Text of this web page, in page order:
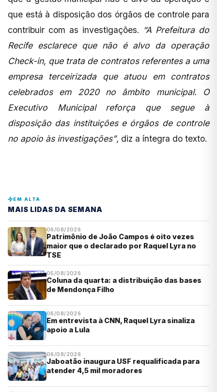
que está à disposição dos órgãos de controle para
contribuir com as investigações. “A Prefeitura do
Recife esclarece que não é alvo da operação
Check-in, que trata de contratos referentes a uma
empresa terceirizada que atuou em contratos
celebrados em 2020 no âmbito municipal. O
Executivo Municipal reforça que segue à
disposição das instituições e órgãos de controle
no apoio às investigações”, diz a íntegra do texto.
EM ALTA
MAIS LIDAS DA SEMANA
06/08/2026
Patrimônio de João Campos é oito vezes
maior que o declarado por Raquel Lyra no
TSE
05/08/2026
Coluna da quarta: a distribuição das bases
de Mendonça Filho
06/08/2026
Em entrevista à CNN, Raquel Lyra sinaliza
apoio a Lula
06/08/2026
Jaboatão inaugura USF requalificada para
atender 4,5 mil moradores